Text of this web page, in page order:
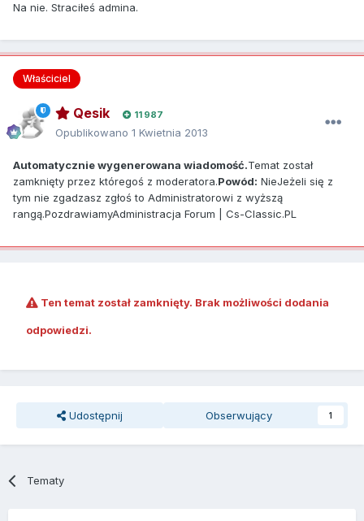
Na nie. Straciłeś admina.
Właściciel
Qesik 11 987
Opublikowano 1 Kwietnia 2013
Automatycznie wygenerowana wiadomość.Temat został
zamknięty przez któregoś z moderatora.Powód: NieJeżeli się z
tym nie zgadzasz zgłoś to Administratorowi z wyższą
rangą.PozdrawiamyAdministracja Forum | Cs-Classic.PL
Ten temat został zamknięty. Brak możliwości dodania
odpowiedzi.
Udostępnij Obserwujący 1
Tematy